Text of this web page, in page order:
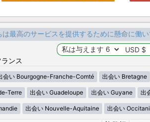
は最高のサービスを提供するために懸命に働
ンス
会い Bourgogne-Franche-Comté 出会い Bretagne
Terre 出会い Guadeloupe 出会い Guyane 出
出会い Nouvelle-Aquitaine 出会い